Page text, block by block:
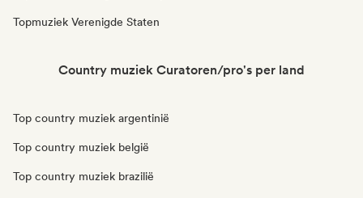
Topmuziek Verenigde Staten
Country muziek Curatoren/pro's per land
Top country muziek argentinië
Top country muziek belgië
Top country muziek brazilië